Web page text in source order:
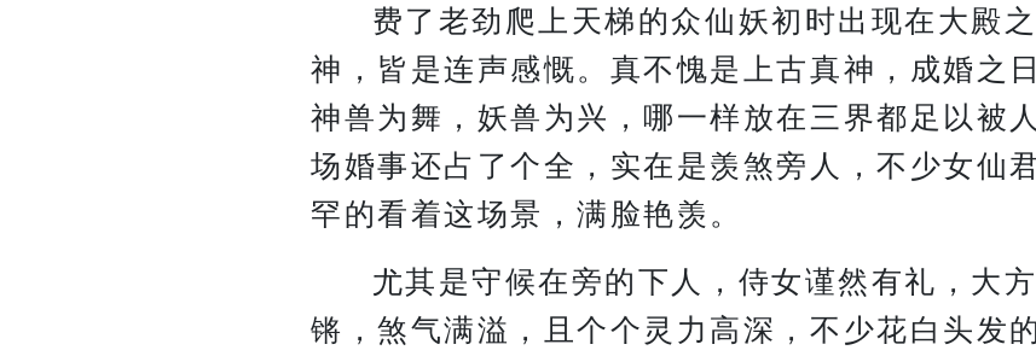
费了老劲爬上天梯的众仙妖初时出现在大殿
神，皆是连声感慨。真不愧是上古真神，成婚之
神兽为舞，妖兽为兴，哪一样放在三界都足以被
场婚事还占了个全，实在是羡煞旁人，不少女仙
罕的看着这场景，满脸艳羡。
尤其是守候在旁的下人，侍女谨然有礼，大
锵，煞气满溢，且个个灵力高深，不少花白头发